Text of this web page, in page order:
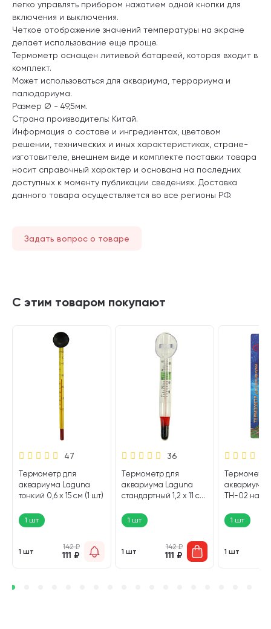
легко управлять прибором нажатием одной кнопки для
включения и выключения.
Четкое отображение значений температуры на экране
делает использование еще проще.
Термометр оснащен литиевой батареей, которая входит в
комплект.
Может использоваться для аквариума, террариума и
палюдариума.
Размер Ø - 49,5мм.
Страна производитель: Китай.
Информация о составе и ингредиентах, цветовом
решении, технических и иных характеристиках, стране-
изготовителе, внешнем виде и комплекте поставки товара
носит справочный характер и основана на последних
доступных к моменту публикации сведениях. Доставка
данного товара осуществляется во все регионы РФ.
Задать вопрос о товаре
С этим товаром покупают
47
Термометр для
аквариума Laguna
тонкий 0,6 х 15 см (1 шт)
1 шт
1 шт
142₽
111 ₽
36
Термометр для
аквариума Laguna
стандартный 1,2 х 11 см
1 шт
1 шт
142₽
111 ₽
Термометр
аквариума
ТН-02 на
1 шт
1 шт